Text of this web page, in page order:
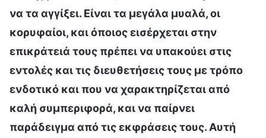
να τα αγγίξει. Είναι τα μεγάλα μυαλά, οι
κορυφαίοι, και όποιος εισέρχεται στην
επικράτειά τους πρέπει να υπακούει στις
εντολές και τις διευθετήσεις τους με τρόπο
ενδοτικό και που να χαρακτηρίζεται από
καλή συμπεριφορά, και να παίρνει
παράδειγμα από τις εκφράσεις τους. Αυτή